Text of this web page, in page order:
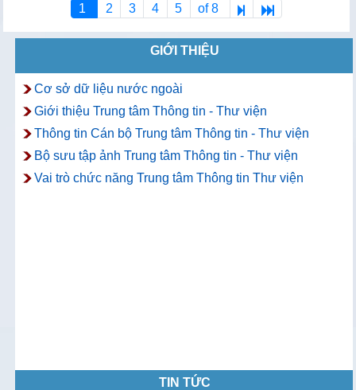
1 2 3 4 5 of 8
GIỚI THIỆU
Cơ sở dữ liệu nước ngoài
Giới thiệu Trung tâm Thông tin - Thư viện
Thông tin Cán bộ Trung tâm Thông tin - Thư viện
Bộ sưu tập ảnh Trung tâm Thông tin - Thư viện
Vai trò chức năng Trung tâm Thông tin Thư viện
TIN TỨC